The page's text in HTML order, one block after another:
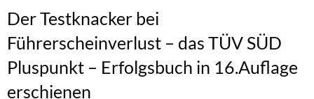
Der Testknacker bei
Führerscheinverlust – das TÜV SÜD
Pluspunkt – Erfolgsbuch in 16.Auflage
erschienen